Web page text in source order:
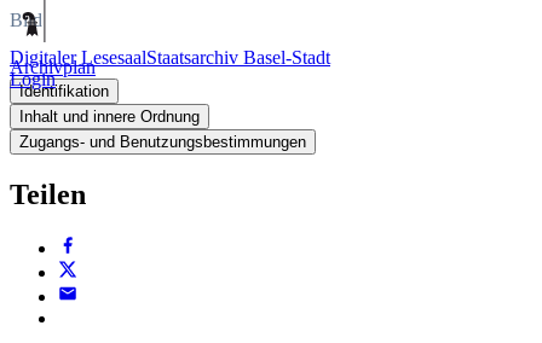
Digitaler LesesaalStaatsarchiv Basel-Stadt
Login
Bild
Archivplan
Identifikation
Inhalt und innere Ordnung
Zugangs- und Benutzungsbestimmungen
Teilen